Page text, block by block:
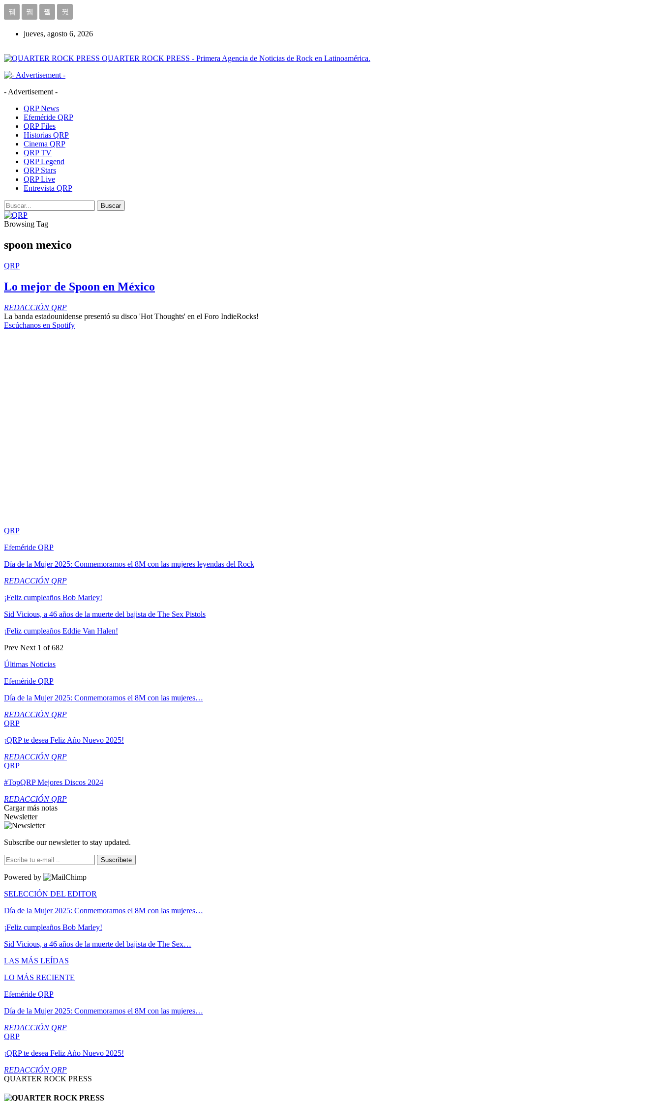
jueves, agosto 6, 2026
QUARTER ROCK PRESS - Primera Agencia de Noticias de Rock en Latinoamérica.
- Advertisement -
QRP News
Efeméride QRP
QRP Files
Historias QRP
Cinema QRP
QRP TV
QRP Legend
QRP Stars
QRP Live
Entrevista QRP
Browsing Tag
spoon mexico
QRP
Lo mejor de Spoon en México
REDACCIÓN QRP
La banda estadounidense presentó su disco 'Hot Thoughts' en el Foro IndieRocks!
Escúchanos en Spotify
QRP
Efeméride QRP
Día de la Mujer 2025: Conmemoramos el 8M con las mujeres leyendas del Rock
REDACCIÓN QRP
¡Feliz cumpleaños Bob Marley!
Sid Vicious, a 46 años de la muerte del bajista de The Sex Pistols
¡Feliz cumpleaños Eddie Van Halen!
Prev Next 1 of 682
Últimas Noticias
Efeméride QRP
Día de la Mujer 2025: Conmemoramos el 8M con las mujeres…
REDACCIÓN QRP
QRP
¡QRP te desea Feliz Año Nuevo 2025!
REDACCIÓN QRP
QRP
#TopQRP Mejores Discos 2024
REDACCIÓN QRP
Cargar más notas
Newsletter
Subscribe our newsletter to stay updated.
Suscríbete
Powered by
SELECCIÓN DEL EDITOR
Día de la Mujer 2025: Conmemoramos el 8M con las mujeres…
¡Feliz cumpleaños Bob Marley!
Sid Vicious, a 46 años de la muerte del bajista de The Sex…
LAS MÁS LEÍDAS
LO MÁS RECIENTE
Efeméride QRP
Día de la Mujer 2025: Conmemoramos el 8M con las mujeres…
REDACCIÓN QRP
QRP
¡QRP te desea Feliz Año Nuevo 2025!
REDACCIÓN QRP
QUARTER ROCK PRESS